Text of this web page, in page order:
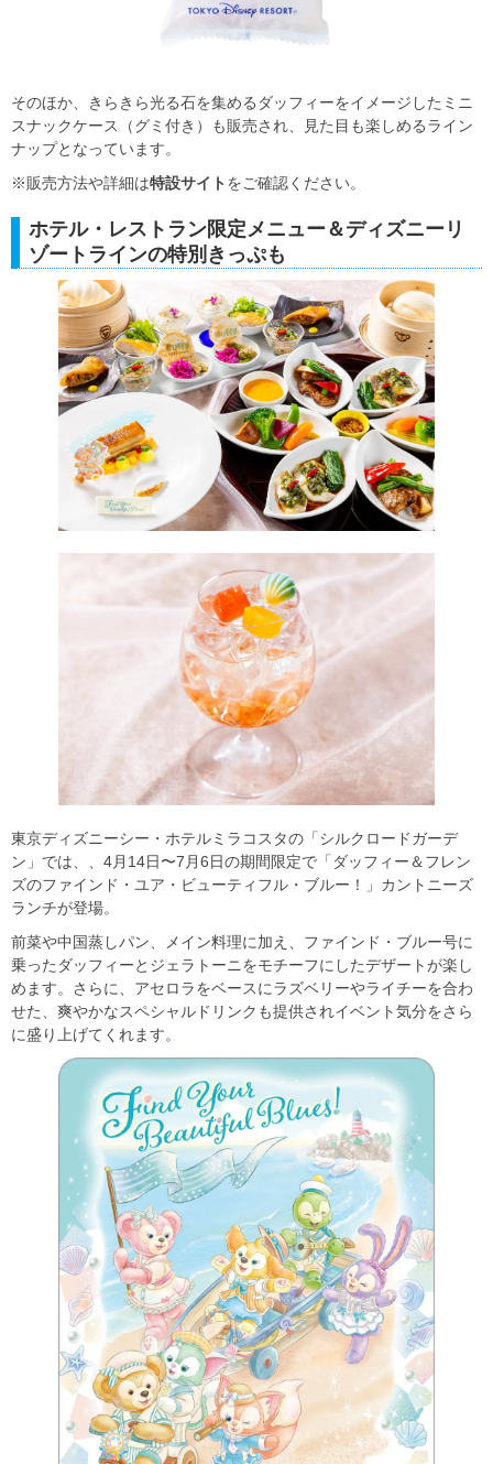
そのほか、きらきら光る石を集めるダッフィーをイメージしたミニ
スナックケース（グミ付き）も販売され、見た目も楽しめるライン
ナップとなっています。
※販売方法や詳細は特設サイト をご確認ください。
ホテル・レストラン限定メニュー＆ディズニーリ
ゾートラインの特別きっぷも
東京ディズニーシー・ホテルミラコスタの「シルクロードガーデ
ン」では、、4月14日〜7月6日の期間限定で「ダッフィー＆フレン
ズのファインド・ユア・ビューティフル・ブルー！」カントニーズ
ランチが登場。
前菜や中国蒸しパン、メイン料理に加え、ファインド・ブルー号に
乗ったダッフィーとジェラトーニをモチーフにしたデザートが楽し
めます。さらに、アセロラをベースにラズベリーやライチーを合わ
せた、爽やかなスペシャルドリンクも提供されイベント気分をさら
に盛り上げてくれます。